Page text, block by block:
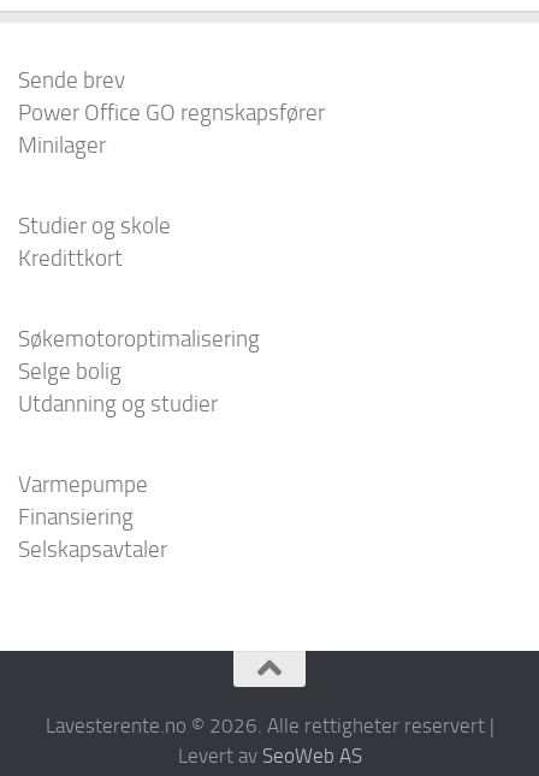
Sende brev
Power Office GO regnskapsfører
Minilager
Studier og skole
Kredittkort
Søkemotoroptimalisering
Selge bolig
Utdanning og studier
Varmepumpe
Finansiering
Selskapsavtaler
Lavesterente.no © 2026. Alle rettigheter reservert |
Levert av SeoWeb AS